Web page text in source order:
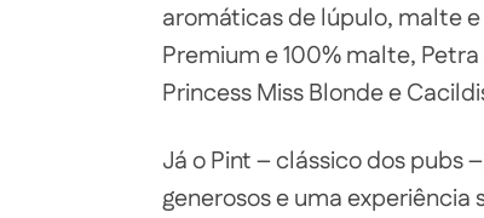
aromáticas de lúpulo, malte
Premium e 100% malte,
Princess Miss Blonde e
Já o Pint – clássico dos pubs
generosos e uma experiência